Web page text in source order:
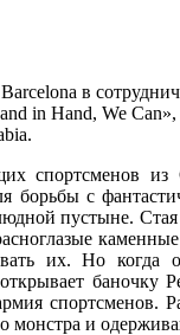
в
in Hand, We
спортсменов из
борьбы с
пустыне. Стая
их. Но когда
баночку
спортсменов.
монстра и